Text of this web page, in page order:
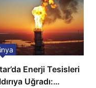
Enerji Tesisleri
Uğradı: